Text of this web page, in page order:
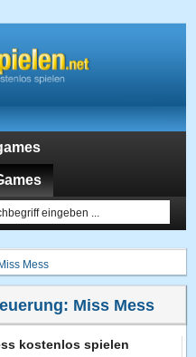
Miss Mess
Miss Mess
kostenlos spielen